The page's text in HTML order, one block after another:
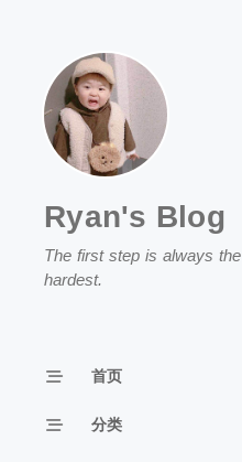
Ryan's Blog
The first step is always the
hardest.
首页
分类